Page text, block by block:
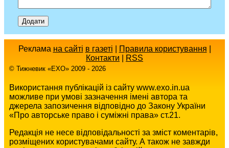
Реклама на сайті в газеті Правила користування
Контакти
RSS
© Тижневик «EХO» 2009 - 2026
Використання публікацій із сайту www.exo.in.ua
можливе при умові зазначення імені автора та
джерела запозичення відповідно до Закону України
«Про авторське право і суміжні права» ст.21.
Редакція не несе відповідальності за зміст коментарів,
розміщених користувачами сайту. А також не завжди